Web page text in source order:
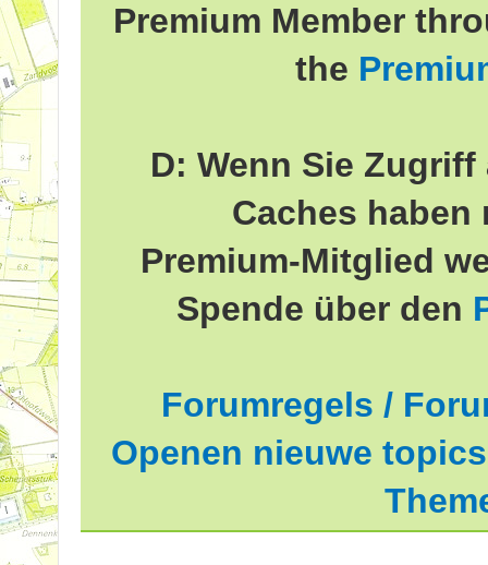
Premium Member
the
D: Wenn Sie
Caches haben
Premium-Mitglied
Spende über den
Forumregels /
Openen nieuwe